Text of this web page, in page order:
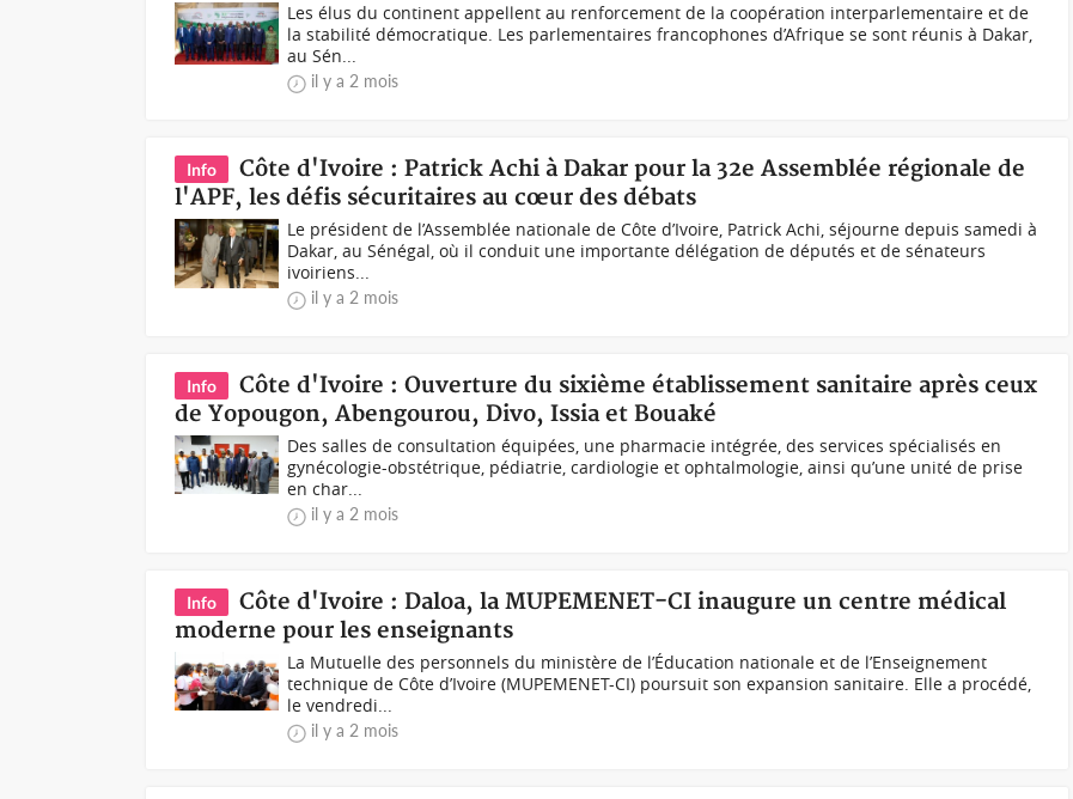
Les élus du continent appellent au renforcement de la coopération interparlementaire et de
la stabilité démocratique. Les parlementaires francophones d’Afrique se sont réunis à Dakar,
au Sén...
il y a 2 mois
Info
Côte d'Ivoire : Patrick Achi à Dakar pour la 32e Assemblée régionale de
l'APF, les défis sécuritaires au cœur des débats
Le président de l’Assemblée nationale de Côte d’Ivoire, Patrick Achi, séjourne depuis samedi à
Dakar, au Sénégal, où il conduit une importante délégation de députés et de sénateurs
ivoiriens...
il y a 2 mois
Info
Côte d'Ivoire : Ouverture du sixième établissement sanitaire après ceux
de Yopougon, Abengourou, Divo, Issia et Bouaké
Des salles de consultation équipées, une pharmacie intégrée, des services spécialisés en
gynécologie-obstétrique, pédiatrie, cardiologie et ophtalmologie, ainsi qu’une unité de prise
en char...
il y a 2 mois
Info
Côte d'Ivoire : Daloa, la MUPEMENET-CI inaugure un centre médical
moderne pour les enseignants
La Mutuelle des personnels du ministère de l’Éducation nationale et de l’Enseignement
technique de Côte d’Ivoire (MUPEMENET-CI) poursuit son expansion sanitaire. Elle a procédé,
le vendredi...
il y a 2 mois